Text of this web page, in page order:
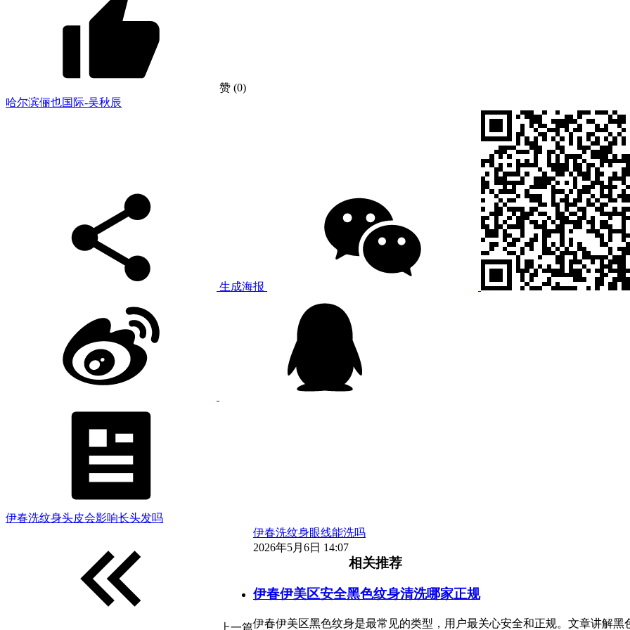
赞 (0)
哈尔滨俪也国际-吴秋辰
生成海报
伊春洗纹身头皮会影响长头发吗
上一篇
伊春洗纹身眼线能洗吗
2026年5月6日 14:07
相关推荐
伊春伊美区安全黑色纹身清洗哪家正规
伊春伊美区黑色纹身是最常见的类型，用户最关心安全和正规。文章讲解黑